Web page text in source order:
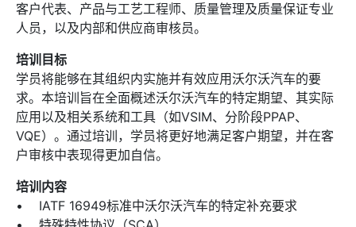
客户代表、产品与工艺工程师、质量管理及质量保证专业
人员，以及内部和供应商审核员。
培训目标
学员将能够在其组织内实施并有效应用沃尔沃汽车的要
求。本培训旨在全面概述沃尔沃汽车的特定期望、其实际
应用以及相关系统和工具（如VSIM、分阶段PPAP、
VQE）。通过培训，学员将更好地满足客户期望，并在客
户审核中表现得更加自信。
培训内容
• IATF 16949标准中沃尔沃汽车的特定补充要求